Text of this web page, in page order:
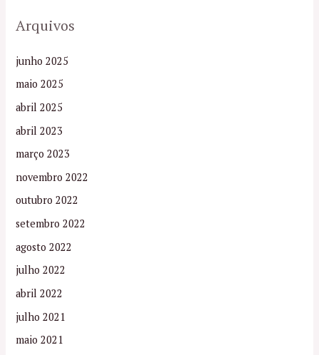
Arquivos
junho 2025
maio 2025
abril 2025
abril 2023
março 2023
novembro 2022
outubro 2022
setembro 2022
agosto 2022
julho 2022
abril 2022
julho 2021
maio 2021